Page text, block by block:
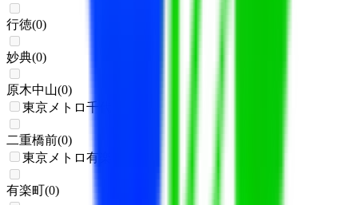
行徳(0)
妙典(0)
原木中山(0)
東京メトロ千代田線
二重橋前(0)
東京メトロ有楽町線
有楽町(0)